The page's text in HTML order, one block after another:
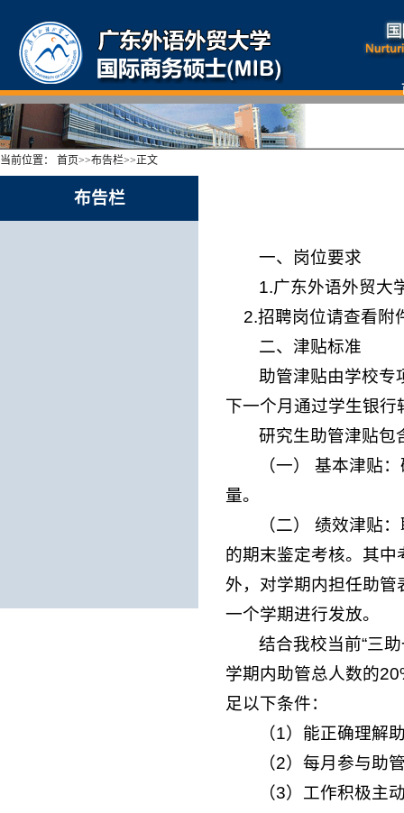
当前位置： 首页>>布告栏>>正文
布告栏
一、岗位要求
1.广东外语外贸大
2.招聘岗位请查看附
二、津贴标准
助管津贴由学校专
下一个月通过学生银
研究生助管津贴包
（一） 基本津贴
量。
（二） 绩效津贴
的期末鉴定考核。其
外，对学期内担任助
一个学期进行发放。
结合我校当前“三
学期内助管总人数的
足以下条件：
（1）能正确理解
（2）每月参与助
（3）工作积极主